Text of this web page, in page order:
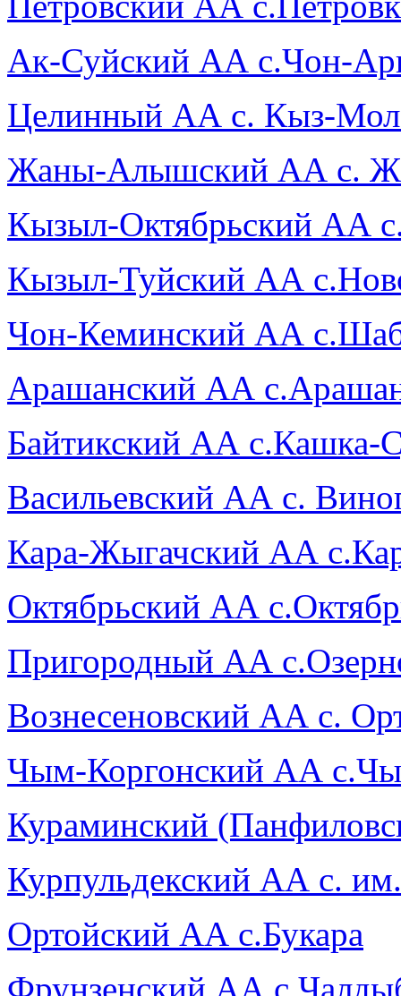
Ак-Суйский АА с.Чон-
Целинный АА с. Кыз-
Жаны-Алышский АА с.
Кызыл-Октябрьский АА
Кызыл-Туйский АА
Чон-Кеминский АА
Арашанский АА
Байтикский АА с.Кашка-
Васильевский АА с.
Кара-Жыгачский АА
Октябрьский АА
Пригородный АА
Вознесеновский АА с.
Чым-Коргонский АА
Кураминский
Курпульдекский АА с.
Ортойский АА с.Букара
Фрунзенский АА